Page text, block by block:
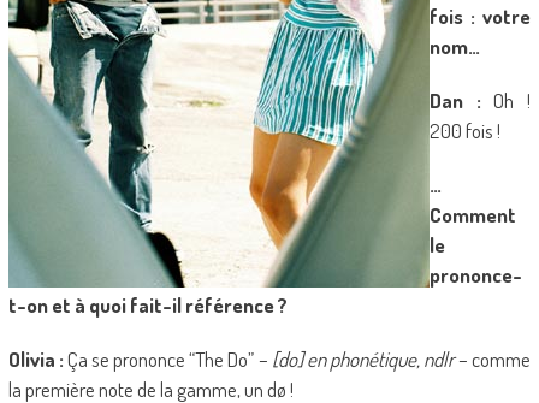
fois : votre
nom…
Dan :Oh !
200 fois !
…
Comment
le
prononce-
t-on et à quoi fait-il référence ?
Olivia :Ça se prononce “The Do” – [do] en phonétique, ndlr– comme
la première note de la gamme, un dø !